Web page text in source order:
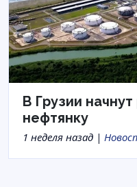
В Грузии
нефтянку
1 неделя назад |